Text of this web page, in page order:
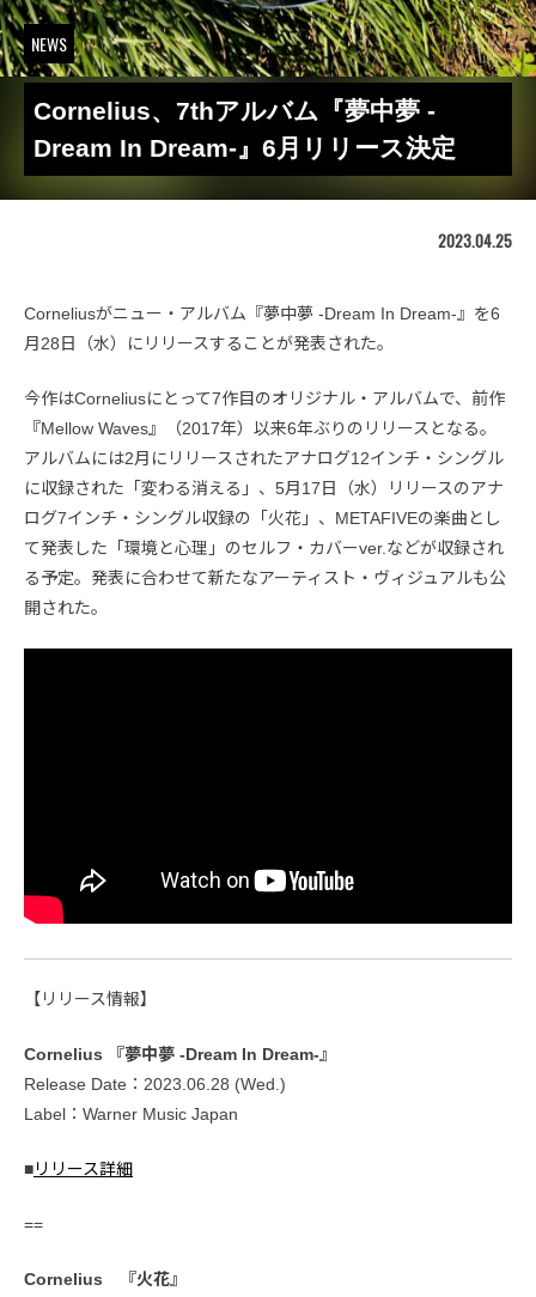
NEWS
Cornelius、7thアルバム『夢中夢 -
Dream In Dream-』6月リリース決定
2023.04.25
Corneliusがニュー・アルバム『夢中夢 -Dream In Dream-』を6
月28日（水）にリリースすることが発表された。
今作はCorneliusにとって7作目のオリジナル・アルバムで、前作
『Mellow Waves』（2017年）以来6年ぶりのリリースとなる。
アルバムには2月にリリースされたアナログ12インチ・シングル
に収録された「変わる消える」、5月17日（水）リリースのアナ
ログ7インチ・シングル収録の「火花」、METAFIVEの楽曲とし
て発表した「環境と心理」のセルフ・カバーver.などが収録され
る予定。発表に合わせて新たなアーティスト・ヴィジュアルも公
開された。
【リリース情報】
Cornelius 『夢中夢 -Dream In Dream-』
Release Date：2023.06.28 (Wed.)
Label：Warner Music Japan
■リリース詳細
==
Cornelius 『火花』